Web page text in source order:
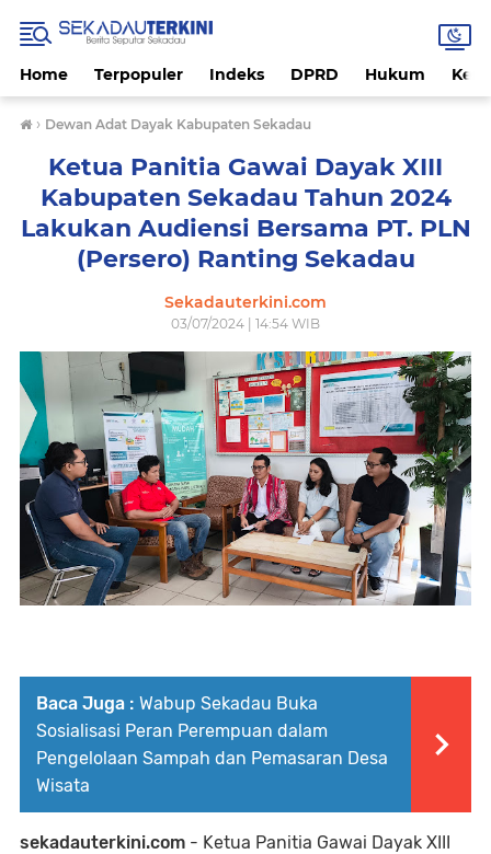
Home Terpopuler Indeks DPRD Hukum
› Dewan Adat Dayak Kabupaten Sekadau
Ketua Panitia Gawai Dayak XIII
Kabupaten Sekadau Tahun 2024
Lakukan Audiensi Bersama PT. PLN
(Persero) Ranting Sekadau
Sekadauterkini.com
03/07/2024 | 14:54 WIB
Baca Juga : Wabup Sekadau Buka
Sosialisasi Peran Perempuan dalam
Pengelolaan Sampah dan Pemasaran Desa
Wisata
sekadauterkini.com - Ketua Panitia Gawai Dayak XIII